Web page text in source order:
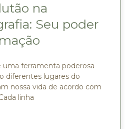
na
Seu poder
uma ferramenta poderosa
diferentes lugares do
nossa vida de acordo com
linha